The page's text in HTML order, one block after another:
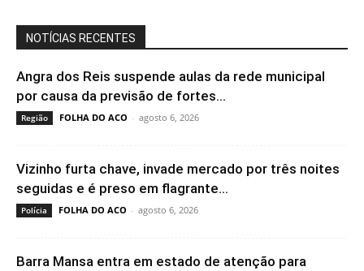
NOTÍCIAS RECENTES
Angra dos Reis suspende aulas da rede municipal
por causa da previsão de fortes...
Região FOLHA DO ACO - agosto 6, 2026
Vizinho furta chave, invade mercado por três noites
seguidas e é preso em flagrante...
Polícia FOLHA DO ACO - agosto 6, 2026
Barra Mansa entra em estado de atenção para